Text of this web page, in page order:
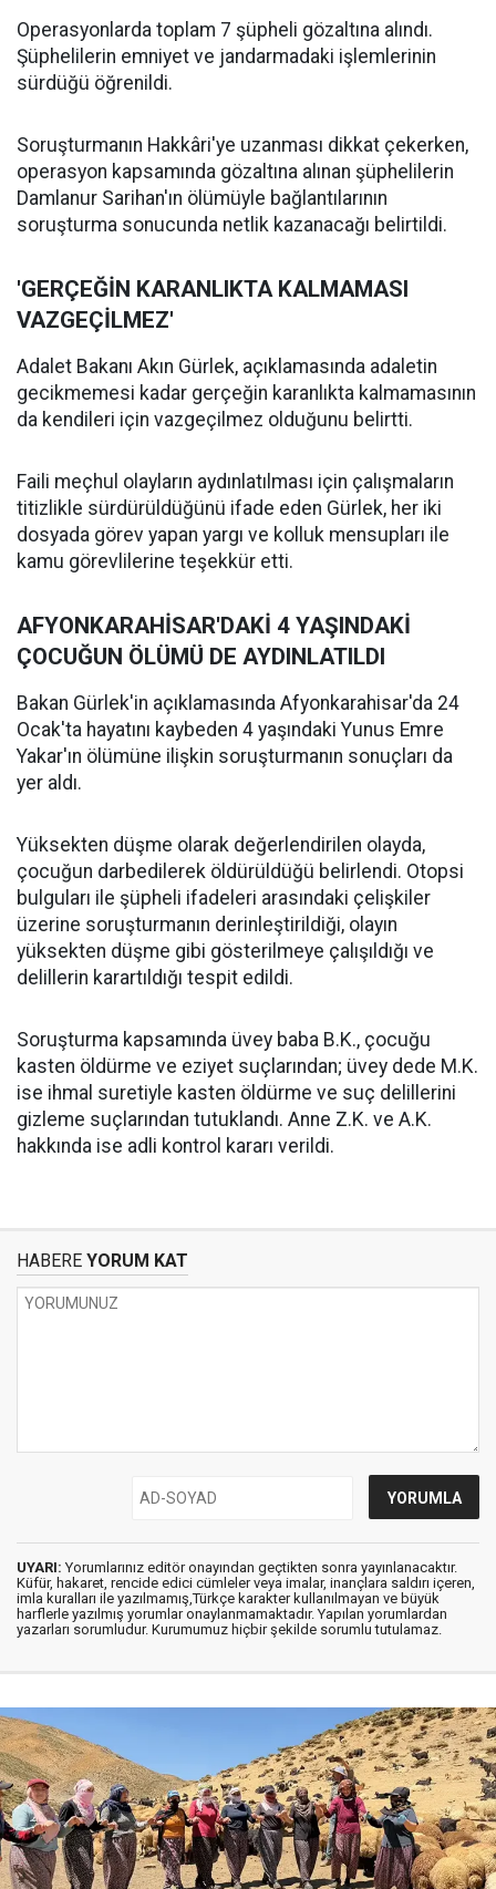
Operasyonlarda toplam 7 şüpheli gözaltına alındı.
Şüphelilerin emniyet ve jandarmadaki işlemlerinin
sürdüğü öğrenildi.
Soruşturmanın Hakkâri'ye uzanması dikkat çekerken,
operasyon kapsamında gözaltına alınan şüphelilerin
Damlanur Sarihan'ın ölümüyle bağlantılarının
soruşturma sonucunda netlik kazanacağı belirtildi.
'GERÇEĞİN KARANLIKTA KALMAMASI
VAZGEÇİLMEZ'
Adalet Bakanı Akın Gürlek, açıklamasında adaletin
gecikmemesi kadar gerçeğin karanlıkta kalmamasının
da kendileri için vazgeçilmez olduğunu belirtti.
Faili meçhul olayların aydınlatılması için çalışmaların
titizlikle sürdürüldüğünü ifade eden Gürlek, her iki
dosyada görev yapan yargı ve kolluk mensupları ile
kamu görevlilerine teşekkür etti.
AFYONKARAHİSAR'DAKİ 4 YAŞINDAKİ
ÇOCUĞUN ÖLÜMÜ DE AYDINLATILDI
Bakan Gürlek'in açıklamasında Afyonkarahisar'da 24
Ocak'ta hayatını kaybeden 4 yaşındaki Yunus Emre
Yakar'ın ölümüne ilişkin soruşturmanın sonuçları da
yer aldı.
Yüksekten düşme olarak değerlendirilen olayda,
çocuğun darbedilerek öldürüldüğü belirlendi. Otopsi
bulguları ile şüpheli ifadeleri arasındaki çelişkiler
üzerine soruşturmanın derinleştirildiği, olayın
yüksekten düşme gibi gösterilmeye çalışıldığı ve
delillerin karartıldığı tespit edildi.
Soruşturma kapsamında üvey baba B.K., çocuğu
kasten öldürme ve eziyet suçlarından; üvey dede M.K.
ise ihmal suretiyle kasten öldürme ve suç delillerini
gizleme suçlarından tutuklandı. Anne Z.K. ve A.K.
hakkında ise adli kontrol kararı verildi.
HABERE YORUM KAT
UYARI: Yorumlarınız editör onayından geçtikten sonra yayınlanacaktır.
Küfür, hakaret, rencide edici cümleler veya imalar, inançlara saldırı içeren,
imla kuralları ile yazılmamış,Türkçe karakter kullanılmayan ve büyük
harflerle yazılmış yorumlar onaylanmamaktadır. Yapılan yorumlardan
yazarları sorumludur. Kurumumuz hiçbir şekilde sorumlu tutulamaz.